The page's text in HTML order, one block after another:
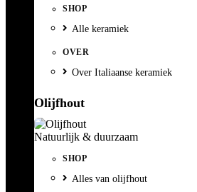
SHOP
Alle keramiek
OVER
Over Italiaanse keramiek
Olijfhout
Natuurlijk & duurzaam
SHOP
Alles van olijfhout